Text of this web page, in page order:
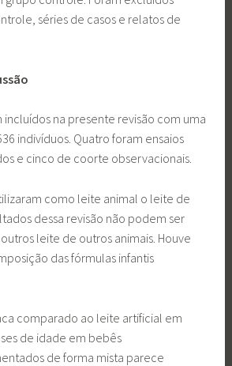
séries de casos e relatos de
incluídos na presente revisão com uma
indivíduos. Quatro foram ensaios
e cinco de coorte observacionais.
como leite animal o leite de
dessa revisão não podem ser
leite de outros animais. Houve
das fórmulas infantis
comparado ao leite artificial em
de idade em bebês
de forma mista parece